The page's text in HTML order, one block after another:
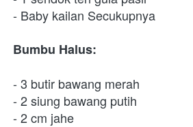
- Baby kailan Secukupnya
Bumbu Halus:
- 3 butir bawang merah
- 2 siung bawang putih
- 2 cm jahe